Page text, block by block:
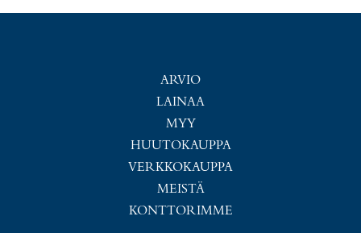
ARVIO
LAINAA
MYY
HUUTOKAUPPA
VERKKOKAUPPA
MEISTÄ
KONTTORIMME